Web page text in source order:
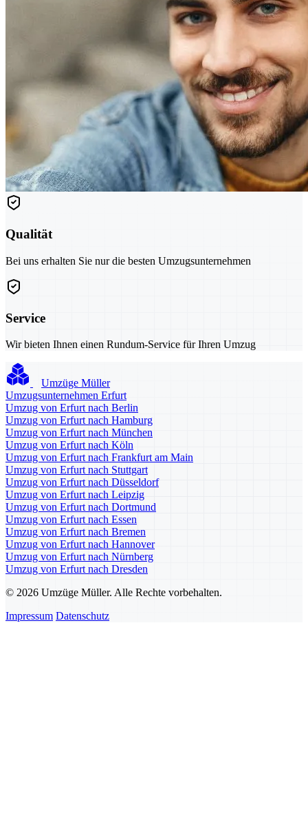
Qualität
Bei uns erhalten Sie nur die besten Umzugsunternehmen
Service
Wir bieten Ihnen einen Rundum-Service für Ihren Umzug
Umzüge Müller
Umzugsunternehmen Erfurt
Umzug von Erfurt nach Berlin
Umzug von Erfurt nach Hamburg
Umzug von Erfurt nach München
Umzug von Erfurt nach Köln
Umzug von Erfurt nach Frankfurt am Main
Umzug von Erfurt nach Stuttgart
Umzug von Erfurt nach Düsseldorf
Umzug von Erfurt nach Leipzig
Umzug von Erfurt nach Dortmund
Umzug von Erfurt nach Essen
Umzug von Erfurt nach Bremen
Umzug von Erfurt nach Hannover
Umzug von Erfurt nach Nürnberg
Umzug von Erfurt nach Dresden
© 2026 Umzüge Müller. Alle Rechte vorbehalten.
Impressum Datenschutz